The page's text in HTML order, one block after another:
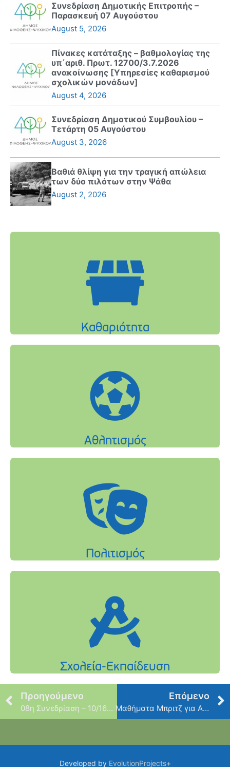
Συνεδρίαση Δημοτικής Επιτροπής –
Παρασκευή 07 Αυγούστου
August 5, 2026
Πίνακες κατάταξης – βαθμολογίας της
υπ΄αριθ. Πρωτ. 12700/3.7.2026
ανακοίνωσης [Υπηρεσίες καθαρισμού
σχολικών μονάδων]
August 4, 2026
Συνεδρίαση Δημοτικού Συμβουλίου –
Τετάρτη 05 Αυγούστου
August 3, 2026
Βαθιά θλίψη για την τραγική απώλεια
των δύο πιλότων στην Ψάθα
August 2, 2026
Προηγούμενο
08η Συνεδρίαση – 10/16/2018
Επόμενο
Μαθήματα Μπριτζ για Αρχάριους
Developed by EvolutionProjects+